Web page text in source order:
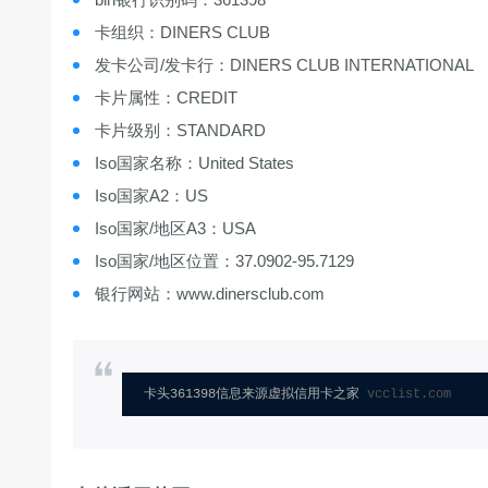
卡组织：DINERS CLUB
发卡公司/发卡行：DINERS CLUB INTERNATIONAL
卡片属性：CREDIT
卡片级别：STANDARD
Iso国家名称：United States
Iso国家A2：US
Iso国家/地区A3：USA
Iso国家/地区位置：37.0902-95.7129
银行网站：www.dinersclub.com
卡头361398信息来源虚拟信用卡之家 vcclist.com